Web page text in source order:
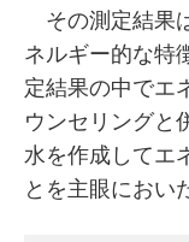
その測定結果
ネルギー的な特
定結果の中でエ
ウンセリングと
水を作成してエ
とを主眼におい